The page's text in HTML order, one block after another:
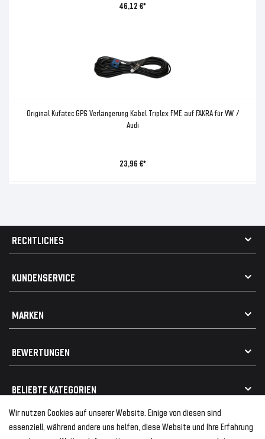
46,12 €*
Original Kufatec GPS Verlängerung Kabel Triplex FME auf FAKRA für VW /
Audi
23,96 €*
Wir nutzen Cookies auf unserer Website. Einige von diesen sind
essenziell, während andere uns helfen, diese Website und Ihre Erfahrung
RECHTLICHES
Widerrufsrecht
Vertrag widerrufen
Elektro- / Altteilentsorgung
KUNDENSERVICE
MARKEN
Geeignet für Mercedes
Geeignet für Audi
BEWERTUNGEN
BELIEBTE KATEGORIEN
Frontspoiler
Heckspoiler
FOLGEN SIE UNS AUF